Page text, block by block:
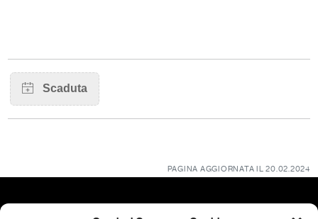
PAGINA AGGIORNATA IL 20.02.2024